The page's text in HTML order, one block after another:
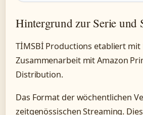
Hintergrund zur Serie und
TİMSBİ Productions etabliert mit
Zusammenarbeit mit Amazon
Distribution.
Das Format der wöchentlichen
zeitgenössischen Streaming.